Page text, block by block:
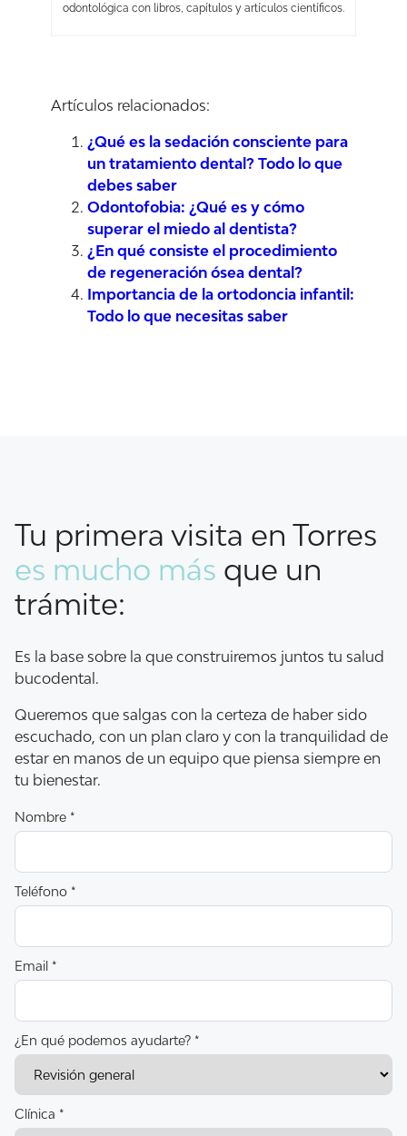
odontológica con libros, capítulos y artículos científicos.
Artículos relacionados:
¿Qué es la sedación consciente para
un tratamiento dental? Todo lo que
debes saber
Odontofobia: ¿Qué es y cómo
superar el miedo al dentista?
¿En qué consiste el procedimiento
de regeneración ósea dental?
Importancia de la ortodoncia infantil:
Todo lo que necesitas saber
Tu primera visita en Torres
es mucho más que un
trámite:
Es la base sobre la que construiremos juntos tu salud
bucodental.
Queremos que salgas con la certeza de haber sido
escuchado, con un plan claro y con la tranquilidad de
estar en manos de un equipo que piensa siempre en
tu bienestar.
Nombre *
Teléfono *
Email *
¿En qué podemos ayudarte? *
Clínica *